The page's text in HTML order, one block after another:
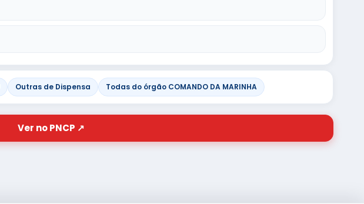
Outras de Dispensa Todas do órgão COMANDO DA MARINHA
Ver no PNCP ↗